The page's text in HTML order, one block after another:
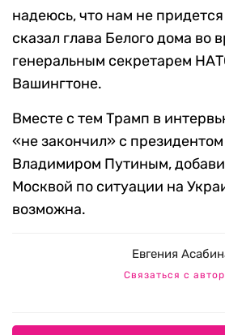
надеюсь, что нам не
сказал глава Белого дома во
генеральным секретарем
Вашингтоне.
Вместе с тем Трамп в
«не закончил» с
Владимиром Путиным,
Москвой по ситуации на
возможна.
Евгения
Связаться с